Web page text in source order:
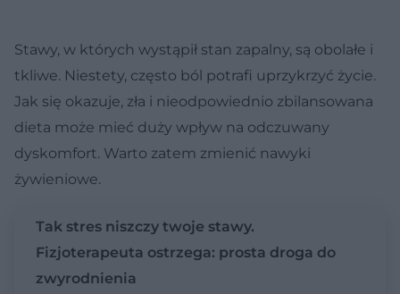
Stawy, w których wystąpił stan zapalny, są obolałe i
tkliwe. Niestety, często ból potrafi uprzykrzyć życie.
Jak się okazuje, zła i nieodpowiednio zbilansowana
dieta może mieć duży wpływ na odczuwany
dyskomfort. Warto zatem zmienić nawyki
żywieniowe.
Tak stres niszczy twoje stawy.
Fizjoterapeuta ostrzega: prosta droga do
zwyrodnienia